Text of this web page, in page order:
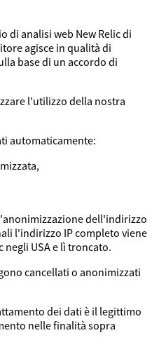
di analisi web New Relic di
agisce in qualità di
base di un accordo di
l'utilizzo della nostra
automaticamente:
dell'indirizzo
l'indirizzo IP completo viene
negli USA e lì troncato.
cancellati o anonimizzati
dei dati è il legittimo
nelle finalità sopra